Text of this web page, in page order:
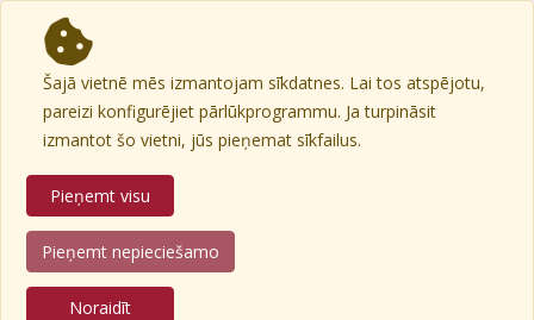
Šajā vietnē mēs izmantojam sīkdatnes. Lai tos atspējotu,
pareizi konfigurējiet pārlūkprogrammu. Ja turpināsit
izmantot šo vietni, jūs pieņemat sīkfailus.
Pieņemt visu
Pieņemt nepieciešamo
Noraidīt